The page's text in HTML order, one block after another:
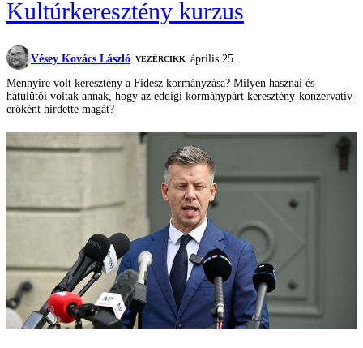
Kultúrkeresztény kurzus
Vésey Kovács László VEZÉRCIKK
április 25.
Mennyire volt keresztény a Fidesz kormányzása? Milyen hasznai és
hátulütői voltak annak, hogy az eddigi kormánypárt keresztény-konzervatív
erőként hirdette magát?